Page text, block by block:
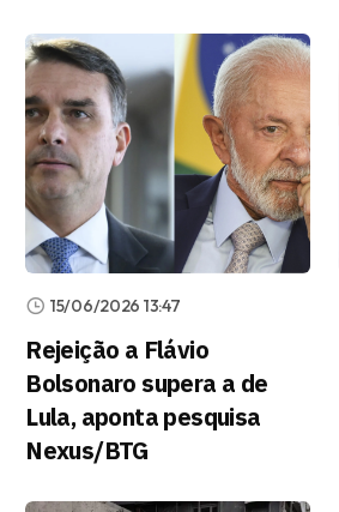
15/06/2026 13:47
Rejeição a Flávio
Bolsonaro supera a de
Lula, aponta pesquisa
Nexus/BTG